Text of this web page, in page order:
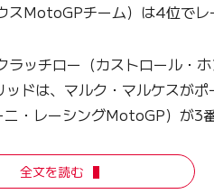
MotoGPチーム）は4位でレ
ッチロー（カストロール・
ドは、マルク・マルケスが
・レーシングMotoGP）が3
全文を読む